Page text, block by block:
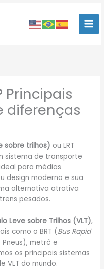
Principais
diferenças
sobre trilhos) ou LRT
sistema de transporte
para médias
design moderno e sua
alternativa atrativa
pesados.
Leve sobre Trilhos (VLT),
como o BRT (Bus Rapid
Pneus), metrô e
os principais sistemas
VLT do mundo.